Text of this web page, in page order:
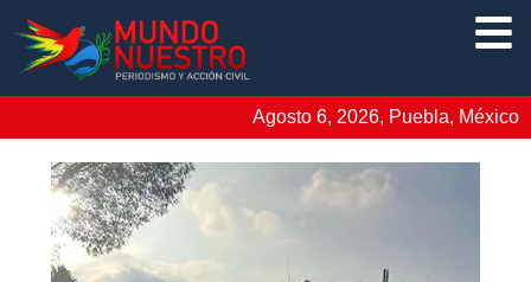
Agosto 6, 2026, Puebla, México